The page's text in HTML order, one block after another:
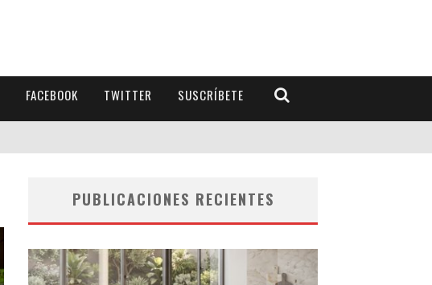
FACEBOOK TWITTER SUSCRÍBETE
PUBLICACIONES RECIENTES